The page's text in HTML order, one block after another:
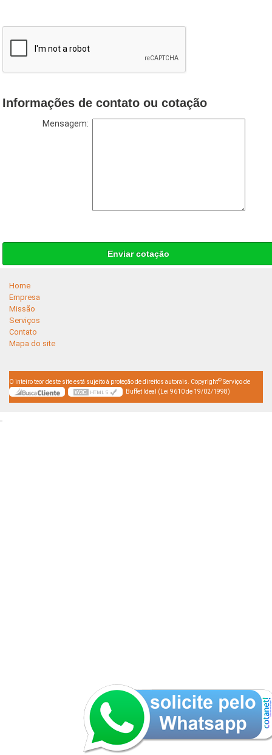
Informações de contato ou cotação
Mensagem:
Enviar cotação
Home
Empresa
Missão
Serviços
Contato
Mapa do site
O inteiro teor deste site está sujeito à proteção de direitos autorais. Copyright© Serviço de
Buffet Ideal (Lei 9610 de 19/02/1998)